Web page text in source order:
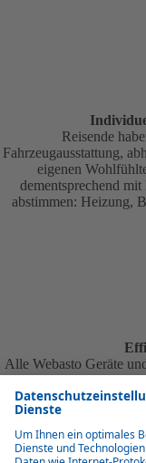
Reisende
Fahrzeugausstattung,
eigenen
dementsprechend
abstimmen: Heizung,
Alle Webasto Geräte
möglichst wenig
zuverlässig arbeiten.
So sind Webasto
Was unsere